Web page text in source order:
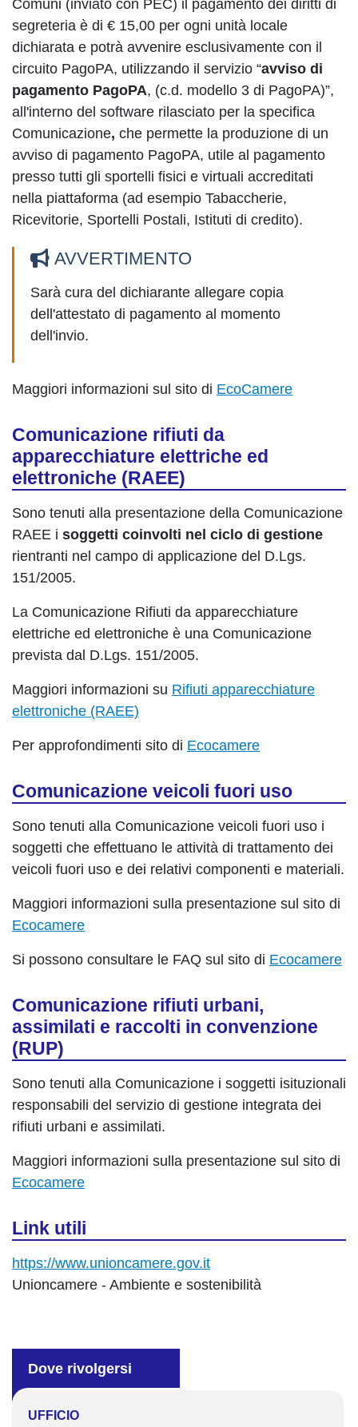
Comuni (inviato con PEC) il pagamento dei diritti di
segreteria è di € 15,00 per ogni unità locale
dichiarata e potrà avvenire esclusivamente con il
circuito PagoPA, utilizzando il servizio “avviso di
pagamento PagoPA, (c.d. modello 3 di PagoPA)”,
all'interno del software rilasciato per la specifica
Comunicazione, che permette la produzione di un
avviso di pagamento PagoPA, utile al pagamento
presso tutti gli sportelli fisici e virtuali accreditati
nella piattaforma (ad esempio Tabaccherie,
Ricevitorie, Sportelli Postali, Istituti di credito).
AVVERTIMENTO
Sarà cura del dichiarante allegare copia
dell'attestato di pagamento al momento
dell'invio.
Maggiori informazioni sul sito di EcoCamere
Comunicazione rifiuti da
apparecchiature elettriche ed
elettroniche (RAEE)
Sono tenuti alla presentazione della Comunicazione
RAEE i soggetti coinvolti nel ciclo di gestione
rientranti nel campo di applicazione del D.Lgs.
151/2005.
La Comunicazione Rifiuti da apparecchiature
elettriche ed elettroniche è una Comunicazione
prevista dal D.Lgs. 151/2005.
Maggiori informazioni su Rifiuti apparecchiature
elettroniche (RAEE)
Per approfondimenti sito di Ecocamere
Comunicazione veicoli fuori uso
Sono tenuti alla Comunicazione veicoli fuori uso i
soggetti che effettuano le attività di trattamento dei
veicoli fuori uso e dei relativi componenti e materiali.
Maggiori informazioni sulla presentazione sul sito di
Ecocamere
Si possono consultare le FAQ sul sito di Ecocamere
Comunicazione rifiuti urbani,
assimilati e raccolti in convenzione
(RUP)
Sono tenuti alla Comunicazione i soggetti isituzionali
responsabili del servizio di gestione integrata dei
rifiuti urbani e assimilati.
Maggiori informazioni sulla presentazione sul sito di
Ecocamere
Link utili
https://www.unioncamere.gov.it
Unioncamere - Ambiente e sostenibilità
Dove rivolgersi
UFFICIO